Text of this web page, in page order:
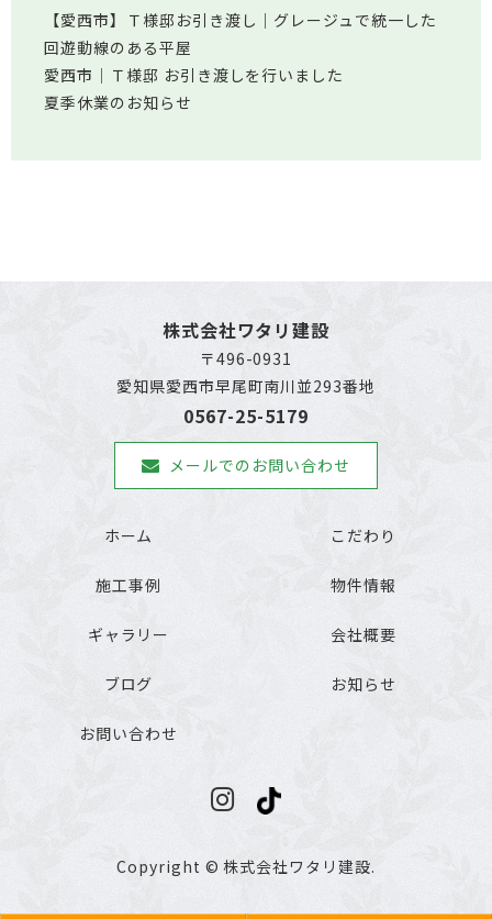
【愛西市】Ｔ様邸お引き渡し｜グレージュで統一した
回遊動線のある平屋
愛西市│Ｔ様邸 お引き渡しを行いました
夏季休業のお知らせ
株式会社ワタリ建設
〒496-0931
愛知県愛西市早尾町南川並293番地
0567-25-5179
メールでのお問い合わせ
ホーム こだわり
施工事例 物件情報
ギャラリー 会社概要
ブログ お知らせ
お問い合わせ
Copyright © 株式会社ワタリ建設.